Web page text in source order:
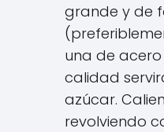
grande y de
una de
calidad
azúcar.
revolviendo